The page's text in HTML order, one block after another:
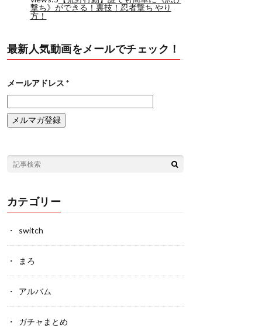
最新人気動画をメールでチェック！
メールアドレス *
カテゴリー
switch
まろ
アルバム
ガチャまとめ